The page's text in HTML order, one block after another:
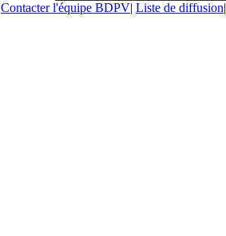
Contacter l'équipe BDPV| Liste de diffusion